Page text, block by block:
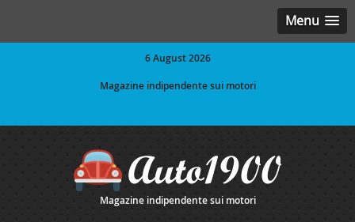
Menu
6 August 2026
Magazine indipendente sui motori
Magazine indipendente sui motori